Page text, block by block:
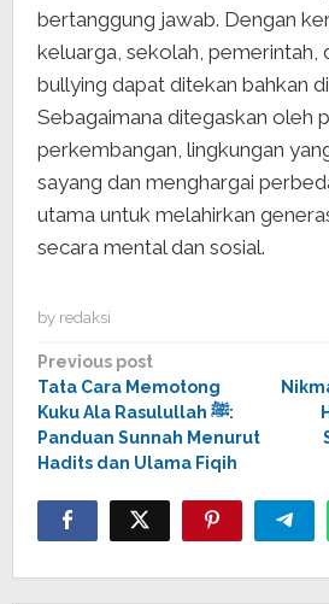
bertanggung jawab. Dengan
keluarga, sekolah, pemerintah,
bullying dapat ditekan bahkan
Sebagaimana ditegaskan oleh
perkembangan, lingkungan
sayang dan menghargai
utama untuk melahirkan
secara mental dan sosial.
by redaksi
Post
navigation
Previous post
Tata Cara Memotong
Kuku Ala Rasulullah ﷺ:
Panduan Sunnah Menurut
Hadits dan Ulama Fiqih